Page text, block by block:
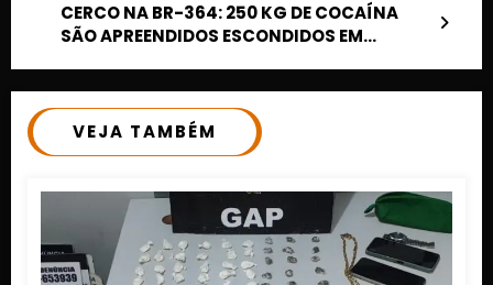
CERCO NA BR-364: 250 KG DE COCAÍNA
SÃO APREENDIDOS ESCONDIDOS EM
VEJA TAMBÉM